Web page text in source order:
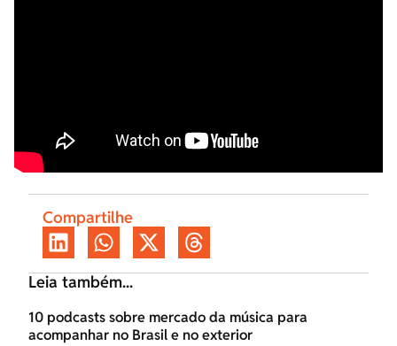
Compartilhe
Leia também...
10 podcasts sobre mercado da música para
acompanhar no Brasil e no exterior